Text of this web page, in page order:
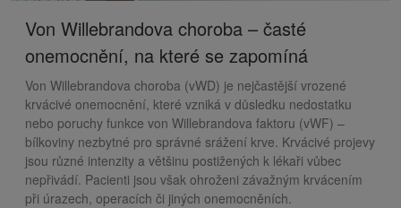
Von Willebrandova choroba – časté
onemocnění, na které se zapomíná
Von Willebrandova choroba (vWD) je nejčastější vrozené
krvácivé onemocnění, které vzniká v důsledku nedostatku
nebo poruchy funkce von Willebrandova faktoru (vWF) –
bílkoviny nezbytné pro správné srážení krve. Krvácivé projevy
jsou různé intenzity a většinu postižených k lékaři vůbec
nepřivádí. Pacienti jsou však ohroženi závažným krvácením
při úrazech, operacích či jiných onemocněních.